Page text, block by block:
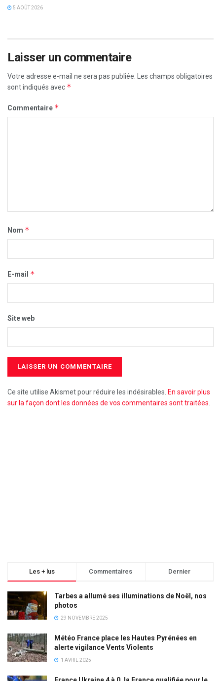
5 AOÛT 2026
Laisser un commentaire
Votre adresse e-mail ne sera pas publiée. Les champs obligatoires
sont indiqués avec *
Commentaire *
Nom *
E-mail *
Site web
Ce site utilise Akismet pour réduire les indésirables. En savoir plus
sur la façon dont les données de vos commentaires sont traitées.
Les + lus Commentaires Dernier
Tarbes a allumé ses illuminations de Noël, nos
photos
29 NOVEMBRE 2025
Météo France place les Hautes Pyrénées en
alerte vigilance Vents Violents
1 AVRIL 2025